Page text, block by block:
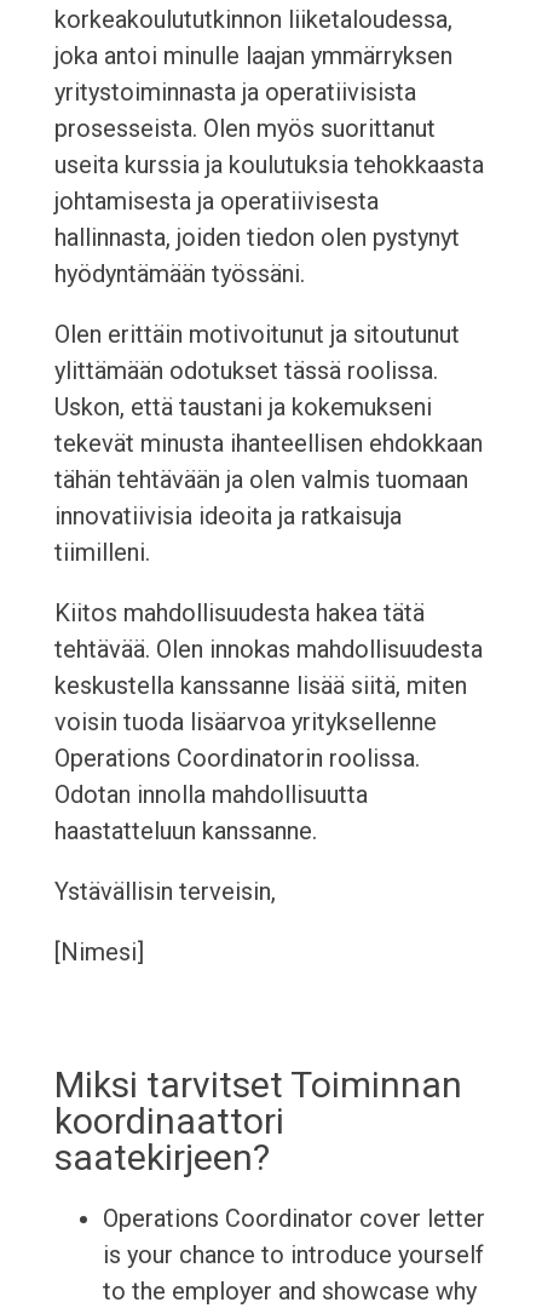
korkeakoulututkinnon liiketaloudessa,
joka antoi minulle laajan ymmärryksen
yritystoiminnasta ja operatiivisista
prosesseista. Olen myös suorittanut
useita kurssia ja koulutuksia tehokkaasta
johtamisesta ja operatiivisesta
hallinnasta, joiden tiedon olen pystynyt
hyödyntämään työssäni.
Olen erittäin motivoitunut ja sitoutunut
ylittämään odotukset tässä roolissa.
Uskon, että taustani ja kokemukseni
tekevät minusta ihanteellisen ehdokkaan
tähän tehtävään ja olen valmis tuomaan
innovatiivisia ideoita ja ratkaisuja
tiimilleni.
Kiitos mahdollisuudesta hakea tätä
tehtävää. Olen innokas mahdollisuudesta
keskustella kanssanne lisää siitä, miten
voisin tuoda lisäarvoa yrityksellenne
Operations Coordinatorin roolissa.
Odotan innolla mahdollisuutta
haastatteluun kanssanne.
Ystävällisin terveisin,
[Nimesi]
Miksi tarvitset Toiminnan
koordinaattori
saatekirjeen?
Operations Coordinator cover letter
is your chance to introduce yourself
to the employer and showcase why